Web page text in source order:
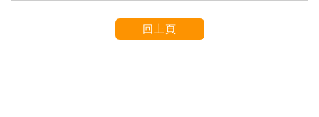
回上頁